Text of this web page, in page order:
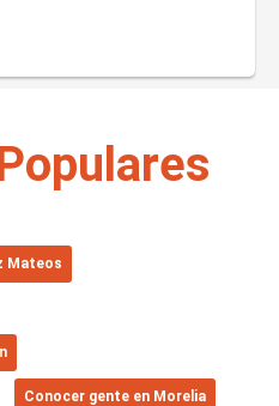
Mateos
Conocer gente en Morelia